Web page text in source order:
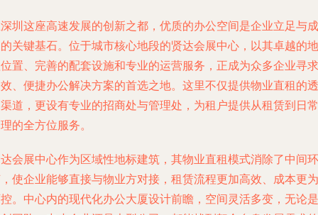
圳这座高速发展的创新之都，优质的办公空间是企业立足与成
关键基石。位于城市核心地段的贤达会展中心，以其卓越的地
置、完善的配套设施和专业的运营服务，正成为众多企业寻求
、便捷办公解决方案的首选之地。这里不仅提供物业直租的透
道，更设有专业的招商处与管理处，为租户提供从租赁到日常
的全方位服务。
会展中心作为区域性地标建筑，其物业直租模式消除了中间环
使企业能够直接与物业方对接，租赁流程更加高效、成本更为
。中心内的现代化办公大厦设计前瞻，空间灵活多变，无论是